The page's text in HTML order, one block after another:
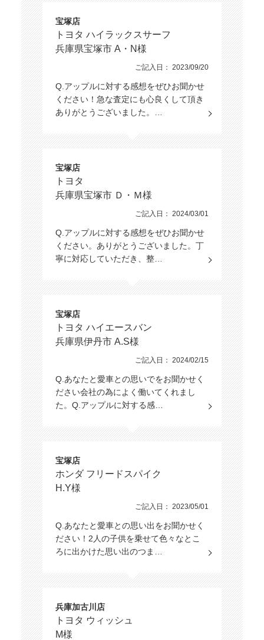
宝塚店
トヨタ ハイラックスサーフ
兵庫県宝塚市 A・N様
ご記入日： 2023/09/20
Q.アップルに対する感想をぜひお聞かせ
ください！急な査定にも心良くして頂き
ありがとうございました。…
宝塚店
トヨタ
兵庫県宝塚市 Ｄ・Ｍ様
ご記入日： 2024/03/01
Q.アップルに対する感想をぜひお聞かせ
ください。ありがとうございました。丁
寧に対応していただき、整…
宝塚店
トヨタ ハイエースバン
兵庫県伊丹市 A.S様
ご記入日： 2024/02/15
Q.あなたと愛車との思いでをお聞かせく
ださい会社の為によく働いてくれまし
た。Q.アップルに対する感…
宝塚店
ホンダ フリードスパイク
H.Y様
ご記入日： 2023/05/01
Q.あなたと愛車との思い出をお聞かせく
ださい！2人の子供を乗せて色々なとこ
ろに出かけた思い出のつま…
兵庫加古川店
トヨタ ウィッシュ
M様